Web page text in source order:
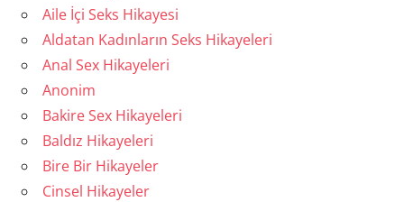
Aile İçi Seks Hikayesi
Aldatan Kadınların Seks Hikayeleri
Anal Sex Hikayeleri
Anonim
Bakire Sex Hikayeleri
Baldız Hikayeleri
Bire Bir Hikayeler
Cinsel Hikayeler